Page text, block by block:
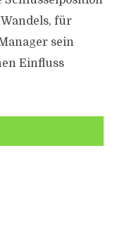
für
sein
Einfluss